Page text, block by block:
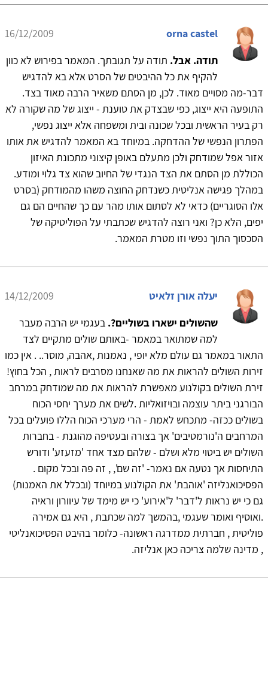
orna castel
16/12/2009
תודה. אבל. תודה על תגובתך. המאמר בפירוש לא כוון
להקיף את כל ההיבטים של הסרט אלא בא להדגיש
דבר-מה מסויים מאוד. לכן, מן הסתם משאיר הרבה מאוד בצד.
התופעה היא ייצוג, כפי שבצדק את טוענת - ייצוג של מה שקורה לא
רק בעיר הראשית ובכל שכונה ובית ומשפחה אלא ייצוג נפשי,
הפתרון הנפשי של ההדחקה. במיוחד בא המאמר להדגיש את אותו
אזור אפל שמודחק ולכן מתעלם באופן קיצוני מתכונת האיזון
הכוללת מן הסתם את הצד הנגדי של החיוב שהוא צד גלוי ומודע.
במהלך פגישה אנליטית כשנדחק החוצה משהו מהמודחק (בסרט
אלו הסוגריים) כדאי לא לסתום אותו מהר עם כך שהחיים הם גם
יפים, הלא כן? ואני רוצה להדגיש שכתבתי על הפוליטיקה של
הסכסוך התוך נפשי וזו מטרת המאמר.
יעלה אורן זלאיט
14/12/2009
שהשולים ישארו בשוליים?. בעגמי יש הרבה מעבר
למה שמתואר במאמר -באותם שולים מתקיים לצד
התאור במאמר גם עולם מלא יופי , נאמנות ,אהבה, מוסר.. . אין כמו
זירות השולים להראות את מה שאנחנו מסרבים לראות , הכל בחוץ!
זירת השולים בקולנוע מאפשרת להראות את מה שמודחק במרחב
הבורגני ביתר עוצמה ובויזואליות .לשים את מערך יחסי הכוח
בשולים ככזה- מתכחש לאמת - הרי מערכי הכוח הללו פועלים בכל
המרחבים ה'נורמטיבים' אך בצורה ובעטיפה מהוגנת - בחברות
השולים יש ביטוי מלא ושלם - שלהם מצד אחד 'מזעזע' ודורש
התיחסות אך נטעה אם נאמר- 'זה שם', , זה פה ובכל מקום .
הפסיכואנליזה 'אוהבת' את הקולנוע במיוחד (ובכלל את האמנות)
גם כי יש נראות ל'דבר' ל'אירוע' כי יש מימד של עיוורון וראיה
.ואוסיף ואומר שעגמי ,בהמשך למה שכתבת , היא גם אמירה
פוליטית , חברתית ממדרגה ראשונה- כלומר בהיבט הפסיכואנליטי
, מדינה שלמה צריכה כאן אנליזה.